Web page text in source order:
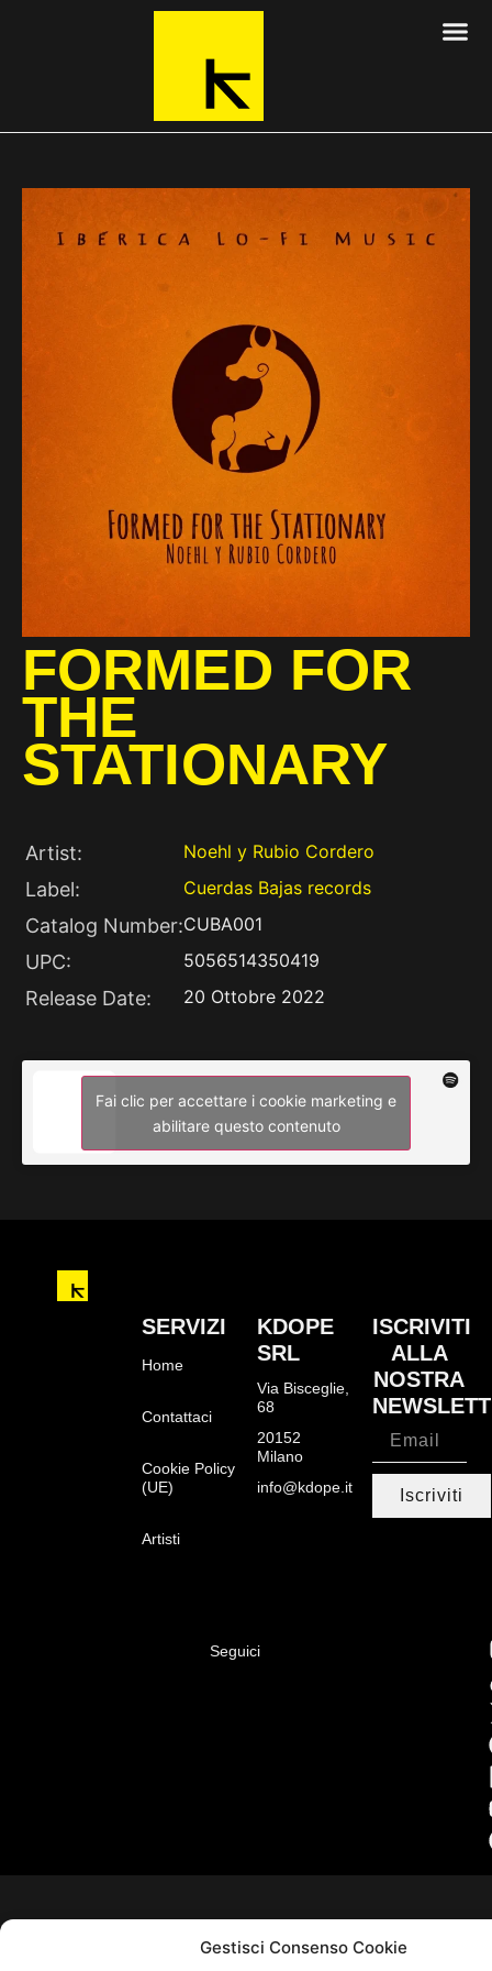
Gestisci Consenso Cookie
FORMED FOR
THE
STATIONARY
Artist: Noehl y Rubio Cordero
Label: Cuerdas Bajas records
Catalog Number:CUBA001
UPC: 5056514350419
Release Date: 20 Ottobre 2022
Fai clic per accettare i cookie marketing e
abilitare questo contenuto
SERVIZI
Home
Contattaci
Cookie Policy
(UE)
Artisti
KDOPE
SRL
Via Bisceglie,
68
20152
Milano
info@kdope.it
ISCRIVITI
ALLA
NOSTRA
Iscriviti
Seguici